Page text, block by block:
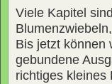
Viele Kapitel
Bis jetzt können
gebundene
richtiges kleines